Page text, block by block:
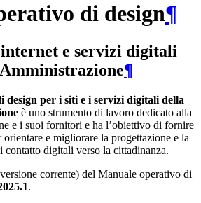
di design¶
e servizi digitali
¶
per i siti e i servizi digitali della
è uno strumento di lavoro dedicato alla
e i suoi fornitori e ha l’obiettivo di fornire
e migliorare la progettazione e la
contatto digitali verso la cittadinanza.
corrente) del Manuale operativo di
.